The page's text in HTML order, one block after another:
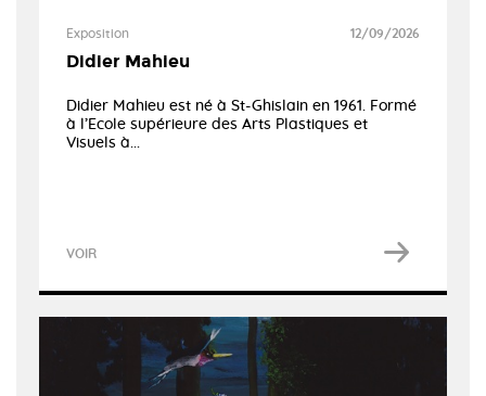
Exposition 12/09/2026
Didier Mahieu
Didier Mahieu est né à St-Ghislain en 1961. Formé
à l’Ecole supérieure des Arts Plastiques et
Visuels à...
VOIR